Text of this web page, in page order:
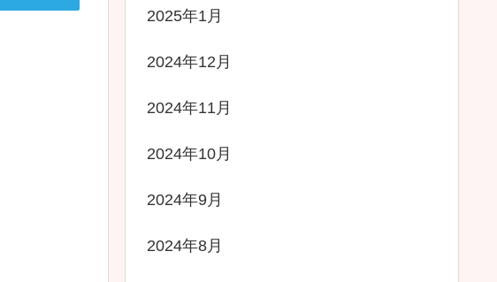
2025年1月
2024年12月
2024年11月
2024年10月
2024年9月
2024年8月